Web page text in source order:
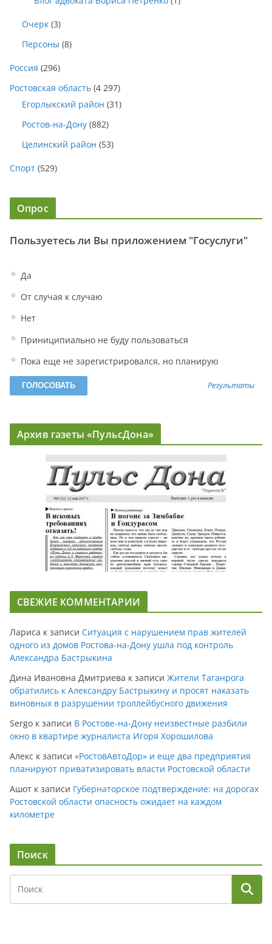
Очерк (3)
Персоны (8)
Россия (296)
Ростовская область (4 297)
Егорлыкский район (31)
Ростов-на-Дону (882)
Целинский район (53)
Спорт (529)
Опрос
Пользуетесь ли Вы приложением "Госуслуги"
Да
От случая к случаю
Нет
Приниципиально не буду пользоваться
Пока еще не зарегистрировался, но планирую
Результаты
Архив газеты «ПульсДона»
СВЕЖИЕ КОММЕНТАРИИ
Лариса к записи Ситуация с нарушением прав жителей
одного из домов Ростова-на-Дону ушла под контроль
Александра Бастрыкина
Дина Ивановна Дмитриева к записи Жители Таганрога
обратились к Александру Бастрыкину и просят наказать
виновных в разрушении троллейбусного движения
Sergo к записи В Ростове-на-Дону неизвестные разбили
окно в квартире журналиста Игоря Хорошилова
Алекс к записи «РостовАвтоДор» и еще два предприятия
планируют приватизировать власти Ростовской области
Ашот к записи Губернаторское подтверждение: на дорогах
Ростовской области опасность ожидает на каждом
километре
Поиск